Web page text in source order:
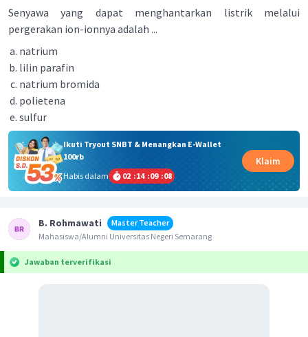
Senyawa yang dapat menghantarkan listrik melalui
pergerakan ion-ionnya adalah ...
natrium
lilin parafin
natrium bromida
polietena
sulfur
Ikuti Tryout SNBT & Menangkan E-Wallet
100rb
Habis dalam
02 :14 :09 :08
Klaim
B. Rohmawati
Master Teacher
Mahasiswa/Alumni Universitas Negeri Semarang
Jawaban terverifikasi